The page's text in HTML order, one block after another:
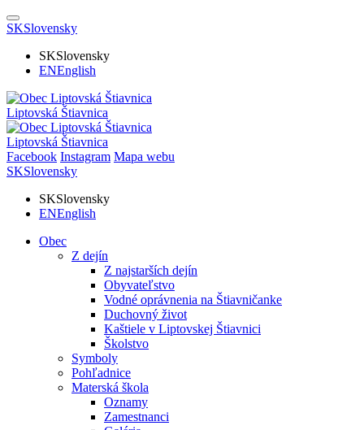
SKSlovensky
SKSlovensky
ENEnglish
Liptovská Štiavnica
Liptovská Štiavnica
Facebook Instagram Mapa webu
SKSlovensky
SKSlovensky
ENEnglish
Obec
Z dejín
Z najstarších dejín
Obyvateľstvo
Vodné oprávnenia na Štiavničanke
Duchovný život
Kaštiele v Liptovskej Štiavnici
Školstvo
Symboly
Pohľadnice
Materská škola
Oznamy
Zamestnanci